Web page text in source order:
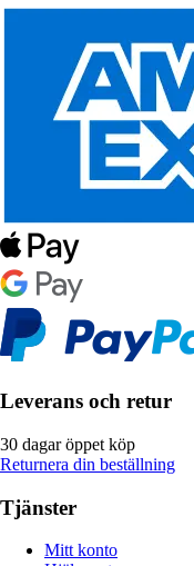
Leverans och retur
30 dagar öppet köp
Returnera din beställning
Tjänster
Mitt konto